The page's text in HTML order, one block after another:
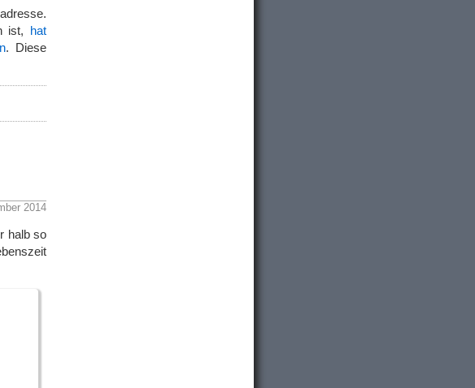
ist, hat
. Diese
2014
halb so